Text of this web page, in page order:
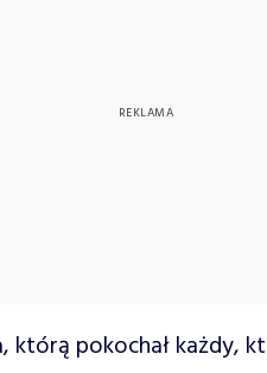
którą pokochał każdy,